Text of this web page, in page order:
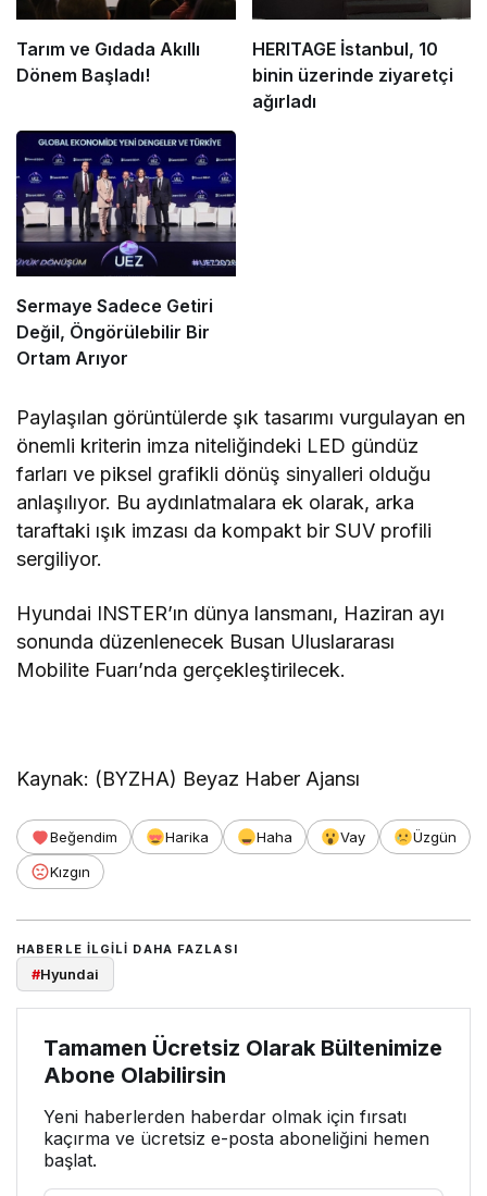
Tarım ve Gıdada Akıllı
Dönem Başladı!
HERITAGE İstanbul, 10
binin üzerinde ziyaretçi
ağırladı
Sermaye Sadece Getiri
Değil, Öngörülebilir Bir
Ortam Arıyor
Paylaşılan görüntülerde şık tasarımı vurgulayan en
önemli kriterin imza niteliğindeki LED gündüz
farları ve piksel grafikli dönüş sinyalleri olduğu
anlaşılıyor. Bu aydınlatmalara ek olarak, arka
taraftaki ışık imzası da kompakt bir SUV profili
sergiliyor.
Hyundai INSTER’ın dünya lansmanı, Haziran ayı
sonunda düzenlenecek Busan Uluslararası
Mobilite Fuarı’nda gerçekleştirilecek.
Kaynak: (BYZHA) Beyaz Haber Ajansı
Beğendim Harika Haha Vay
Üzgün
Kızgın
HABERLE ILGILI DAHA FAZLASI
#Hyundai
Tamamen Ücretsiz Olarak Bültenimize
Abone Olabilirsin
Yeni haberlerden haberdar olmak için fırsatı
kaçırma ve ücretsiz e-posta aboneliğini hemen
başlat.